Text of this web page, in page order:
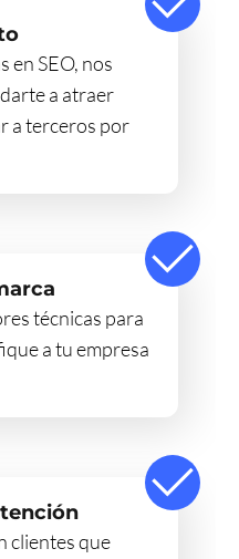
en SEO, nos
a atraer
a terceros por
técnicas para
a tu empresa
clientes que